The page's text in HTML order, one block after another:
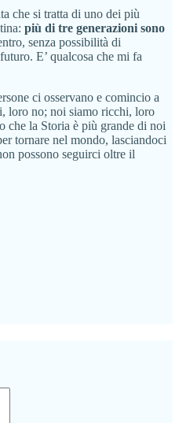
che si tratta di uno dei più
più di tre generazioni sono
senza possibilità di
E’ qualcosa che mi fa
ci osservano e comincio a
loro no; noi siamo ricchi, loro
che la Storia è più grande di noi
tornare nel mondo, lasciandoci
possono seguirci oltre il